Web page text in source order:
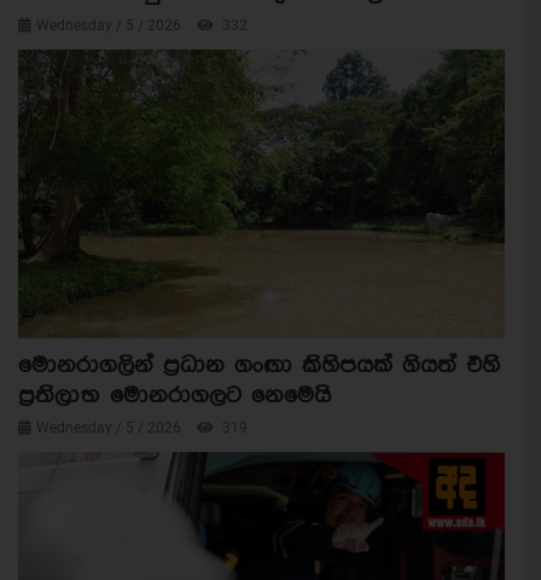
Wednesday / 5 / 2026 332
මොනරාගලින් ප්‍රධාන ගංඟා කිහිපයක් ගියත් එහි
ප්‍රතිලාභ මොනරාගලට නෙමෙයි
Wednesday / 5 / 2026 319